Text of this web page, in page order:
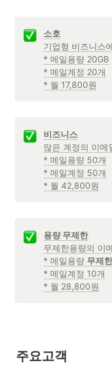
소호
기업형 비즈니스
* 메일용량 20GB
* 메일계정 20개
* 월 17,800원
비즈니스
많은 계정의 이메
* 메일용량 50개
* 메일계정 50개
* 월 42,800원
용량 무제한
무제한용량의 이
* 메일용량 무제한
* 메일계정 10개
* 월 28,800원
주요고객